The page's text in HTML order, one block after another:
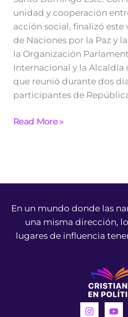
unidad y cooperación
acción social, finalizó este
de Naciones por la Paz y
la Organización
Internacional y la Alcaldía
que reunió durante dos
participantes de
Read More »
En un mundo donde las
una misma dirección,
lugares de influencia